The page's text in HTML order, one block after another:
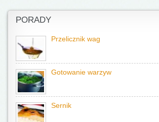
PORADY
Przelicznik wag
Gotowanie warzyw
Sernik